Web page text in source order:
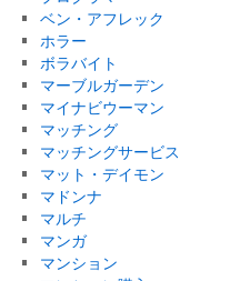
ベン・アフレック
ホラー
ボラバイト
マーブルガーデン
マイナビウーマン
マッチング
マッチングサービス
マット・デイモン
マドンナ
マルチ
マンガ
マンション